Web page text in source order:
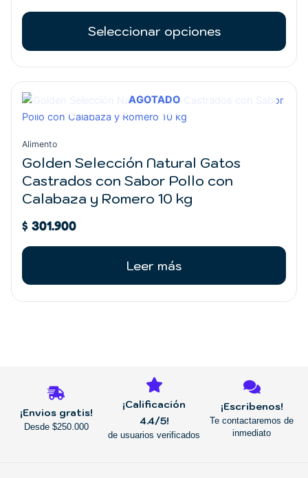
Seleccionar opciones
pueden
en
la
de
producto
AGOTADO
Alimento
Golden Selección Natural Gatos
Castrados con Sabor Pollo con
Calabaza y Romero 10 kg
$ 301.900
Leer más
¡Envios gratis!
Desde $250.000
¡Calificación
4.4/5!
de usuarios verificados
¡Escribenos!
Te contactaremos de
inmediato